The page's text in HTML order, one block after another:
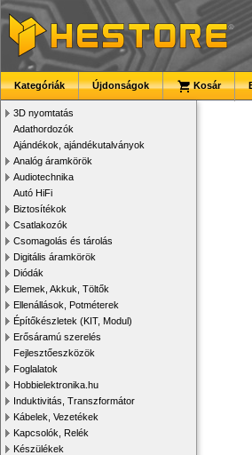
Kategóriák Újdonságok Kosár
3D nyomtatás
Adathordozók
Ajándékok, ajándékutalványok
Analóg áramkörök
Audiotechnika
Autó HiFi
Biztosítékok
Csatlakozók
Csomagolás és tárolás
Digitális áramkörök
Diódák
Elemek, Akkuk, Töltők
Ellenállások, Potméterek
Építőkészletek (KIT, Modul)
Erősáramú szerelés
Fejlesztőeszközök
Foglalatok
Hobbielektronika.hu
Induktivitás, Transzformátor
Kábelek, Vezetékek
Kapcsolók, Relék
Készülékek